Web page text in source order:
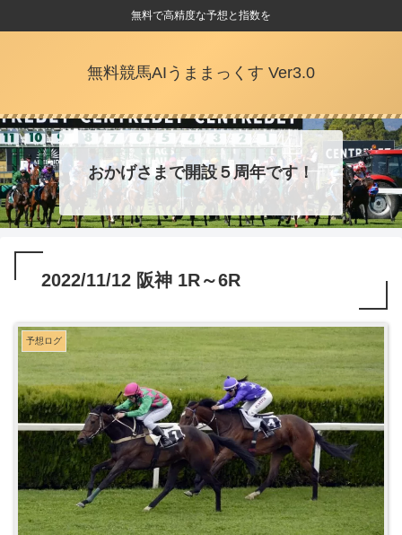
無料で高精度な予想と指数を
無料競馬AIうままっくす Ver3.0
おかげさまで開設５周年です！
2022/11/12 阪神 1R～6R
予想ログ